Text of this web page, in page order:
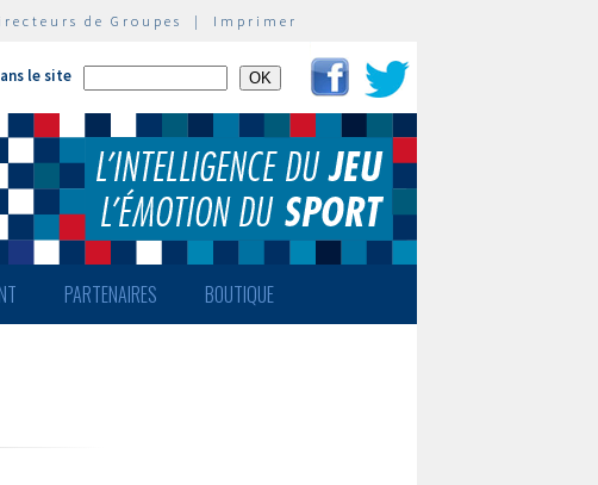
de Groupes | Imprimer
le site
PARTENAIRES BOUTIQUE